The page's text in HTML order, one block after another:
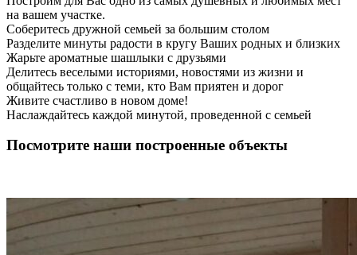
на вашем участке.
Соберитесь дружной семьей за большим столом
Разделите минуты радости в кругу Ваших родных и близких
Жарьте ароматные шашлыки с друзьями
Делитесь веселыми историями, новостями из жизни и
общайтесь только с теми, кто Вам приятен и дорог
Живите счастливо в новом доме!
Наслаждайтесь каждой минутой, проведенной с семьей
Посмотрите наши построенные объекты